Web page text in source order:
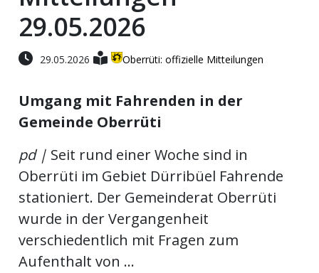
Stellen
Paper
App
Auw:
29.05.2026
29.05.2026 Oberrüti: offizielle Mitteilungen
Umgang mit Fahrenden in der
Gemeinde Oberrüti
pd | Seit rund einer Woche sind in
Oberrüti im Gebiet Dürribüel Fahrende
stationiert. Der Gemeinderat Oberrüti
wurde in der Vergangenheit
verschiedentlich mit Fragen zum
Aufenthalt von ...